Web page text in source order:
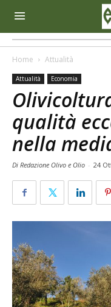
Home Attualità
Attualità Economia
qualità
nella
Di Redazione Olivo e Olio - 24